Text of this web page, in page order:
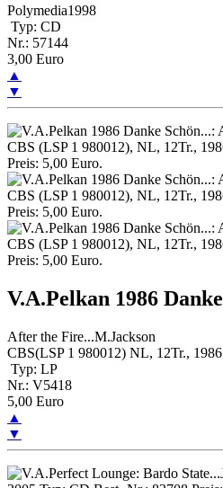
Polymedia1998
Typ: CD
Nr.: 57144
3,00 Euro
▲
▼
V.A.Pelkan 1986
After the Fire...M.Jackson
CBS(LSP 1 980012) NL, 12Tr., 1986
Typ: LP
Nr.: V5418
5,00 Euro
▲
▼